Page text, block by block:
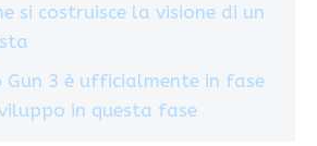
si costruisce la visione di un
Gun 3 è ufficialmente in fase
in questa fase